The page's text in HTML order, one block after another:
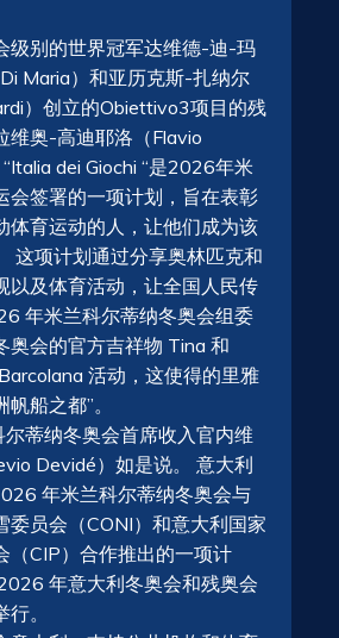
级别的世界冠军达维德-迪-玛
Maria）和亚历克斯-扎纳尔
）创立的Obiettivo3项目的残
维奥-高迪耶洛（Flavio
“Italia dei Giochi “是2026年米
会签署的一项计划，旨在表彰
体育运动的人，让他们成为该
这项计划通过分享奥林匹克和
以及体育活动，让全国人民传
年米兰科尔蒂纳冬奥会组委
奥会的官方吉祥物 Tina 和
活动，这使得的里雅
船之都”。
蒂纳冬奥会首席收入官内维
Devidé）如是说。 意大利
年米兰科尔蒂纳冬奥会与
委员会（CONI）和意大利国家
（CIP）合作推出的一项计
年意大利冬奥会和残奥会
。